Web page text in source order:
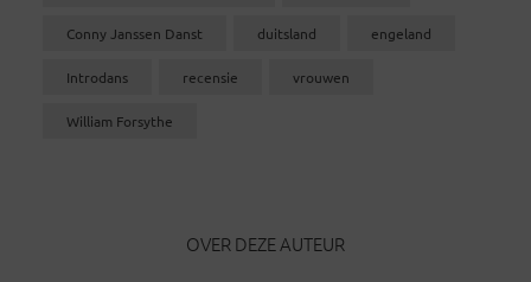
Conny Janssen Danst duitsland engeland
Introdans recensie vrouwen
William Forsythe
OVER DEZE AUTEUR